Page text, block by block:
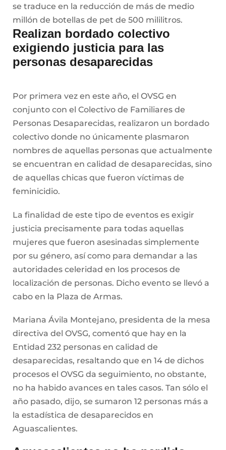
se traduce en la reducción de más de medio
millón de botellas de pet de 500 mililitros.
Realizan bordado colectivo
exigiendo justicia para las
personas desaparecidas
Por primera vez en este año, el OVSG en
conjunto con el Colectivo de Familiares de
Personas Desaparecidas, realizaron un bordado
colectivo donde no únicamente plasmaron
nombres de aquellas personas que actualmente
se encuentran en calidad de desaparecidas, sino
de aquellas chicas que fueron víctimas de
feminicidio.
La finalidad de este tipo de eventos es exigir
justicia precisamente para todas aquellas
mujeres que fueron asesinadas simplemente
por su género, así como para demandar a las
autoridades celeridad en los procesos de
localización de personas. Dicho evento se llevó a
cabo en la Plaza de Armas.
Mariana Ávila Montejano, presidenta de la mesa
directiva del OVSG, comentó que hay en la
Entidad 232 personas en calidad de
desaparecidas, resaltando que en 14 de dichos
procesos el OVSG da seguimiento, no obstante,
no ha habido avances en tales casos. Tan sólo el
año pasado, dijo, se sumaron 12 personas más a
la estadística de desaparecidos en
Aguascalientes.